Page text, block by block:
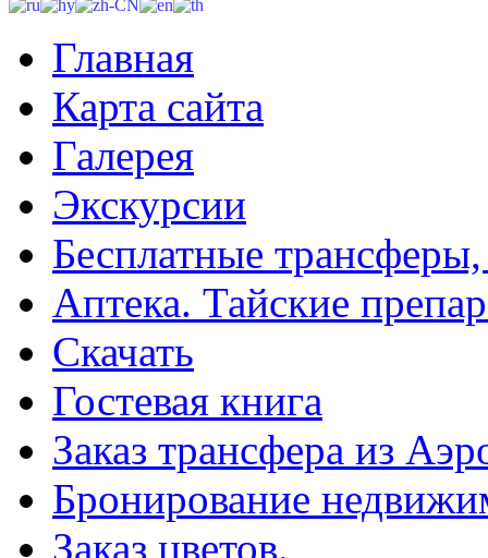
Главная
Карта сайта
Галерея
Экскурсии
Бесплатные
Аптека. Тайские
Скачать
Гостевая книга
Заказ трансфера из
Бронирование
Заказ цветов.